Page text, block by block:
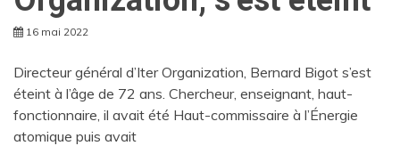
16 mai 2022
Directeur général d’Iter Organization, Bernard Bigot s’est
éteint à l’âge de 72 ans. Chercheur, enseignant, haut-
fonctionnaire, il avait été Haut-commissaire à l’Énergie
atomique puis avait